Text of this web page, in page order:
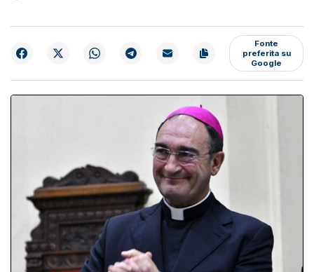
Fonte
preferita su
Google